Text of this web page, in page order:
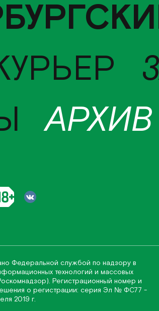
Федеральной службой по надзору в
технологий и массовых
Регистрационный номер и
о регистрации: серия Эл № ФС77 -
2019 г.